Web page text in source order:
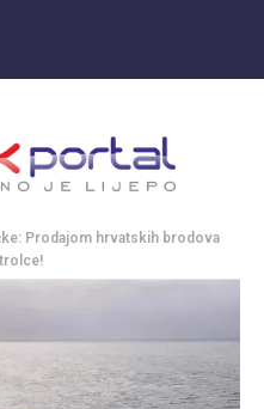
Prodajom hrvatskih brodova